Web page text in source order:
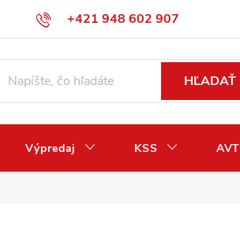
+421 948 602 907
Odstúpenie od zmluvy / vrátenie peňazí
HĽADAŤ
Výpredaj KSS AVT